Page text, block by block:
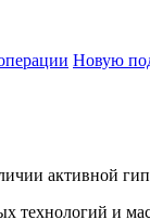
Новую
активной
технологий и